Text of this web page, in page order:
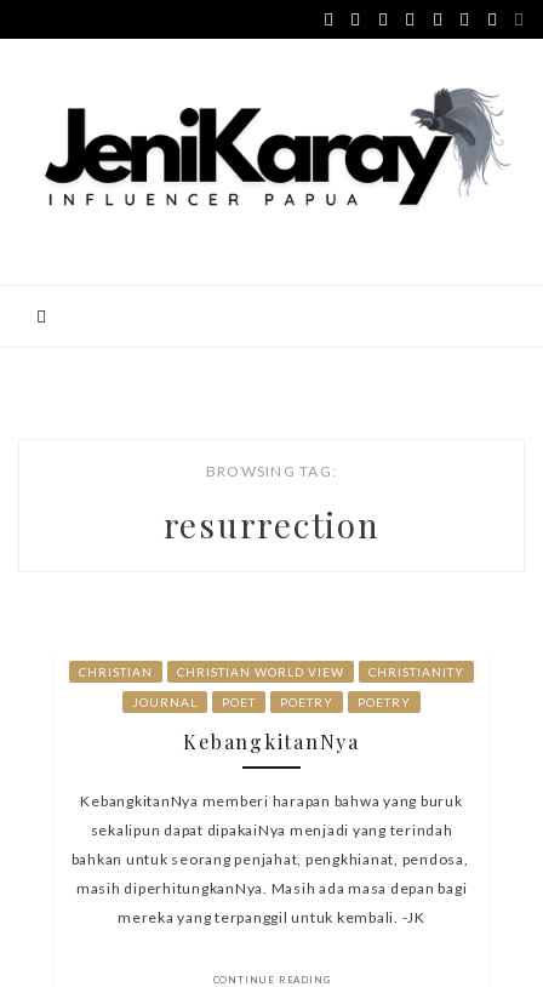
BROWSING TAG:
resurrection
CHRISTIAN CHRISTIAN WORLD VIEW CHRISTIANITY
JOURNAL POET POETRY POETRY
KebangkitanNya
KebangkitanNya memberi harapan bahwa yang buruk
sekalipun dapat dipakaiNya menjadi yang terindah
bahkan untuk seorang penjahat, pengkhianat, pendosa,
masih diperhitungkanNya. Masih ada masa depan bagi
mereka yang terpanggil untuk kembali. -JK
CONTINUE READING